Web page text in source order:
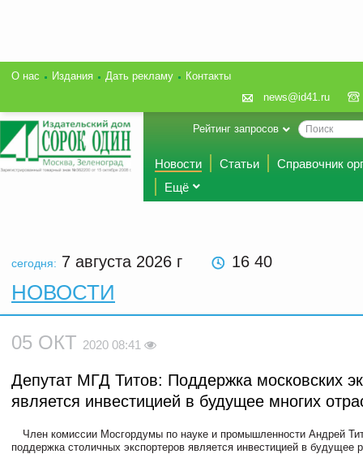
О нас Издания Дать рекламу
Контакты
news@id41.ru
Рейтинг запросов
Новости Статьи
Справочник
Ещё
сегодня: 7 августа 2026 г 16 40
НОВОСТИ
05 ОКТ 2020 08:41
Депутат МГД Титов: Поддержка московских
является инвестицией в будущее многих
Член комиссии Мосгордумы по науке и промышленности Андрей
поддержка столичных экспортеров является инвестицией в будущее